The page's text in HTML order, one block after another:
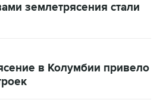
землетрясения стали
в Колумбии привело